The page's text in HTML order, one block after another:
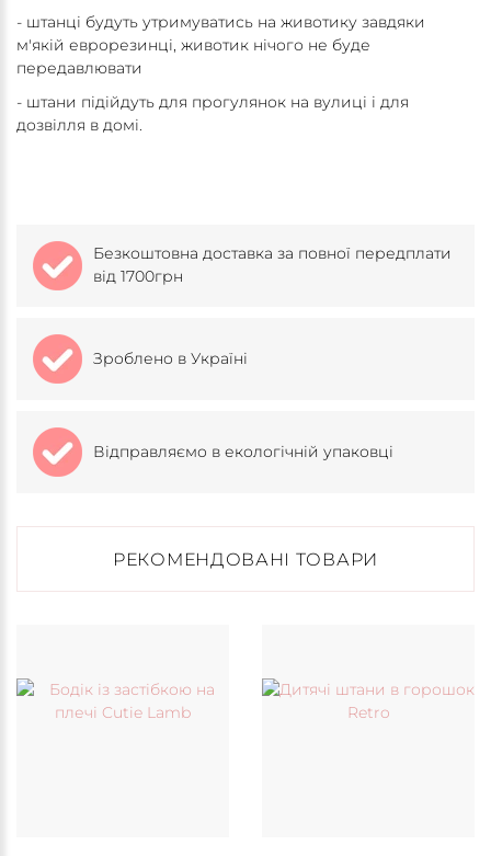
- штанці будуть утримуватись на животику завдяки
м'якій еврорезинці, животик нічого не буде
передавлювати
- штани підійдуть для прогулянок на вулиці і для
дозвілля в домі.
Безкоштовна доставка за повної передплати
від 1700грн
Зроблено в Україні
Відправляємо в екологічній упаковці
РЕКОМЕНДОВАНІ ТОВАРИ